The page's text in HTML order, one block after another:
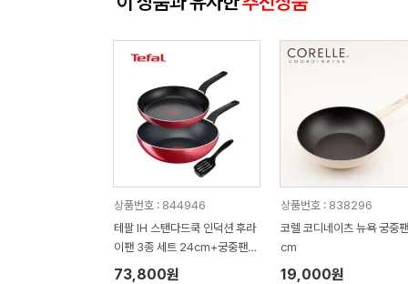
상품번호 : 844946
테팔 IH 스탠다드쿡 인덕션 후라
이팬 3종 세트 24cm+궁중팬2
8cm+뒤집개
73,800원
상품번호 : 838296
코렐 코디네이츠 뉴욕 궁중
cm
19,000원